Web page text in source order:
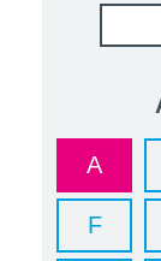
A
F